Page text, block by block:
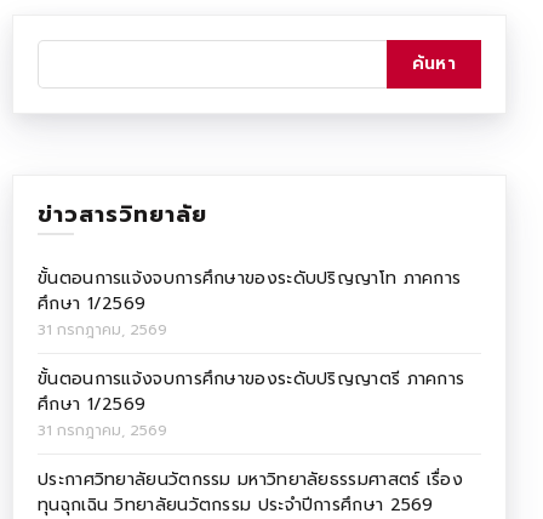
ข่าวสารวิทยาลัย
ขั้นตอนการแจ้งจบการศึกษาของระดับปริญญาโท ภาคการ
ศึกษา 1/2569
31 กรกฎาคม, 2569
ขั้นตอนการแจ้งจบการศึกษาของระดับปริญญาตรี ภาคการ
ศึกษา 1/2569
31 กรกฎาคม, 2569
ประกาศวิทยาลัยนวัตกรรม มหาวิทยาลัยธรรมศาสตร์ เรื่อง
ทุนฉุกเฉิน วิทยาลัยนวัตกรรม ประจำปีการศึกษา 2569